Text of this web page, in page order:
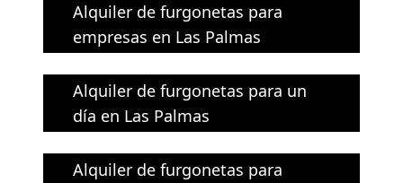
Alquiler de furgonetas para
empresas en Las Palmas
Alquiler de furgonetas para un
día en Las Palmas
Alquiler de furgonetas para